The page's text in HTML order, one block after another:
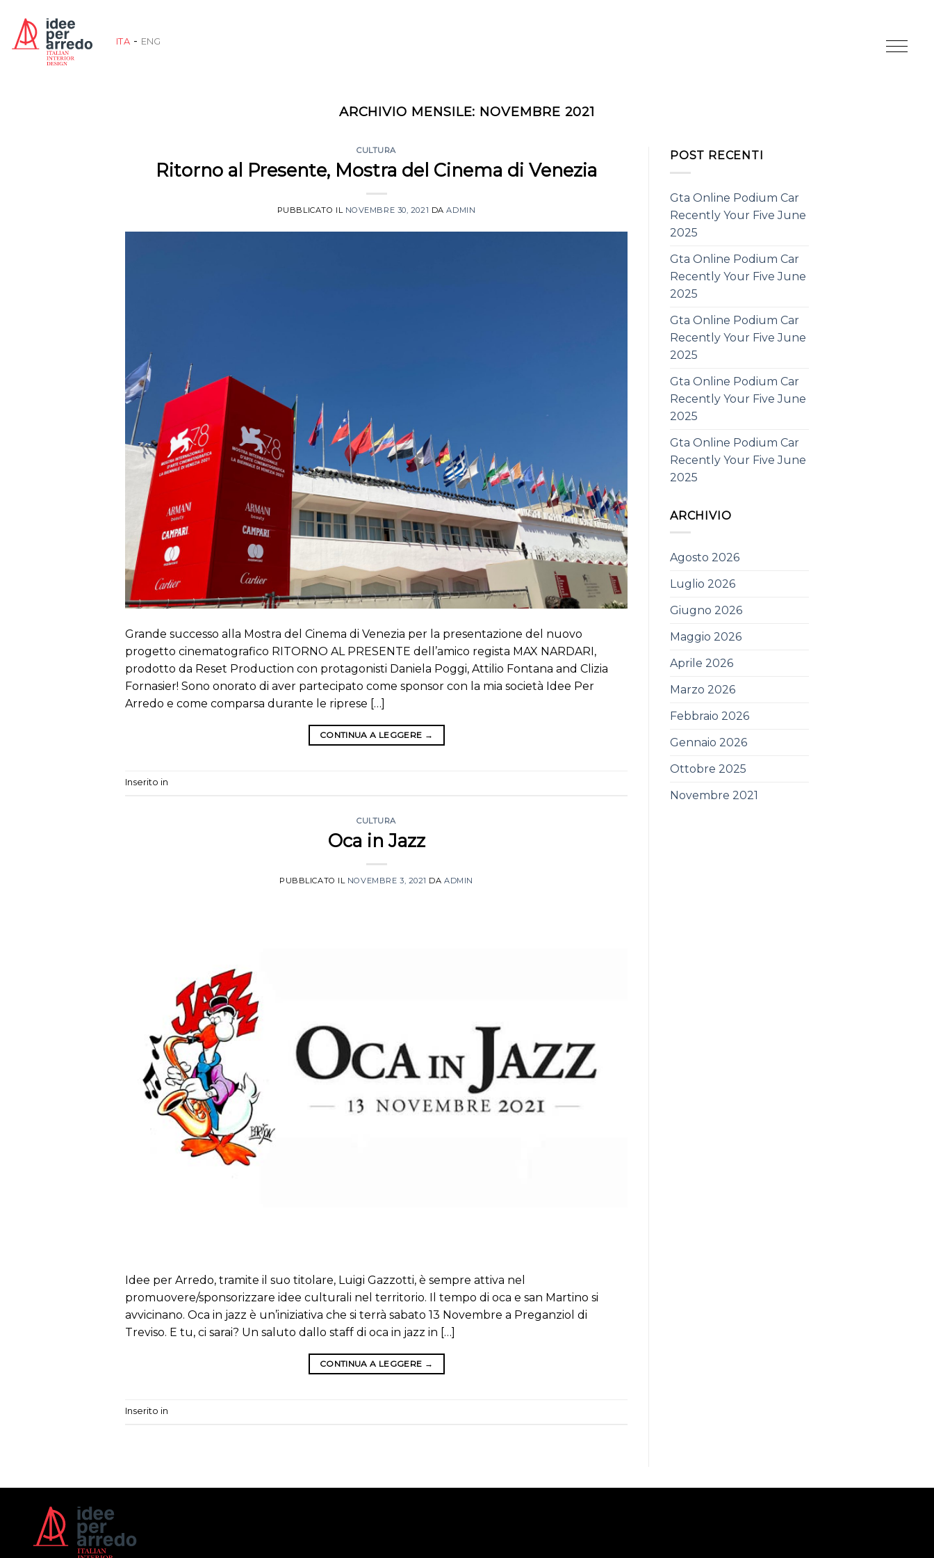
contenuti
ITA ENG
ARCHIVIO MENSILE: NOVEMBRE 2021
CULTURA
Ritorno al Presente, Mostra del Cinema di Venezia
PUBBLICATO IL NOVEMBRE 30, 2021 DAADMIN
Grande successo alla Mostra del Cinema di Venezia per la presentazione del nuovo
progetto cinematografico RITORNO AL PRESENTE dell’amico regista MAX NARDARI,
prodotto da Reset Production con protagonisti Daniela Poggi, Attilio Fontana and Clizia
Fornasier! Sono onorato di aver partecipato come sponsor con la mia società Idee Per
Arredo e come comparsa durante le riprese […]
CONTINUA A LEGGERE →
Inserito in
CULTURA
Oca in Jazz
PUBBLICATO IL NOVEMBRE 3, 2021 DAADMIN
Idee per Arredo, tramite il suo titolare, Luigi Gazzotti, è sempre attiva nel
promuovere/sponsorizzare idee culturali nel territorio. Il tempo di oca e san Martino si
avvicinano. Oca in jazz è un’iniziativa che si terrà sabato 13 Novembre a Preganziol di
Treviso. E tu, ci sarai? Un saluto dallo staff di oca in jazz in […]
CONTINUA A LEGGERE →
Inserito in
POST RECENTI
Gta Online Podium Car
Recently Your Five June
2025
Gta Online Podium Car
Recently Your Five June
2025
Gta Online Podium Car
Recently Your Five June
2025
Gta Online Podium Car
Recently Your Five June
2025
Gta Online Podium Car
Recently Your Five June
2025
ARCHIVIO
Agosto 2026
Luglio 2026
Giugno 2026
Maggio 2026
Aprile 2026
Marzo 2026
Febbraio 2026
Gennaio 2026
Ottobre 2025
Novembre 2021